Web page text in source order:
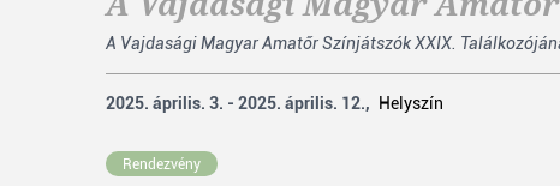
A Vajdasági Magyar Amatőr Színjátszók XXIX.
2025. április. 3. - 2025. április. 12., Helyszín
Rendezvény